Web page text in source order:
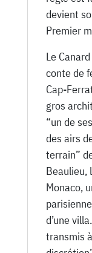
devient
Premier
Le
conte de
Cap-
gros
“un de
des airs
terrain”
Beaulieu,
Monaco,
d’une
transmis